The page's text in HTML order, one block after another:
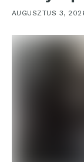
AUGUSZTUS 3,